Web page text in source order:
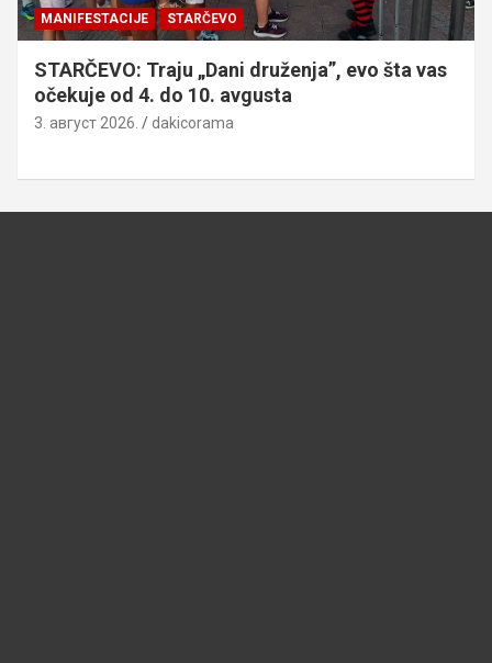
MANIFESTACIJE
OMOLJICA: „Žisel“ od 7. do 9. avgusta,
pogledajte kompletan program
3. август 2026. dakicorama